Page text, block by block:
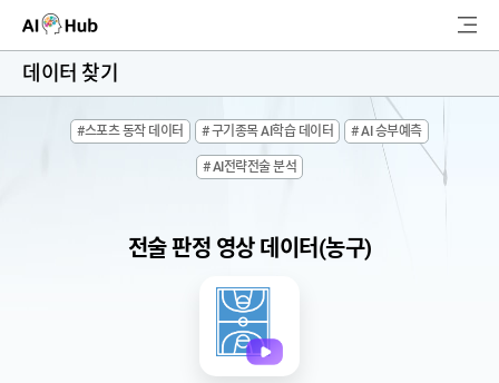
AI-Hub
색
데이터 찾기
#스포츠 동작 데이터 # 구기종목 AI학습 데이터 # AI 승부예측
# AI전략전술 분석
전술 판정 영상 데이터(농구)